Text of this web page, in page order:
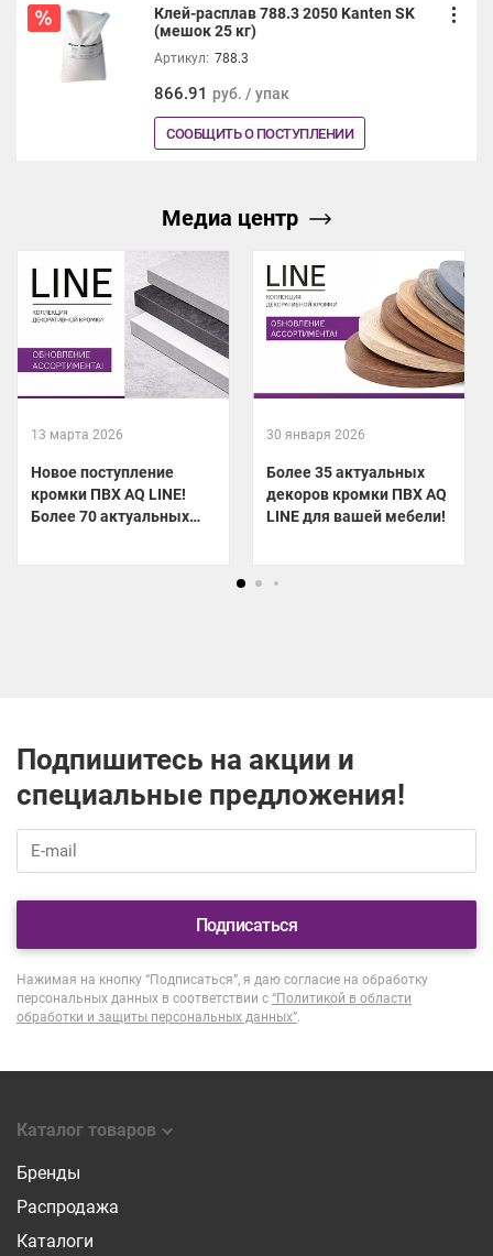
Клей-расплав 788.3 2050 Kanten SK
(мешок 25 кг)
Артикул: 788.3
866.91 руб. / упак
СООБЩИТЬ О ПОСТУПЛЕНИИ
Медиа центр
13 марта 2026
Новое поступление
кромки ПВХ AQ LINE!
Более 70 актуальных
30 января 2026
Более 35 актуальных
декоров кромки ПВХ AQ
LINE для вашей мебели!
Подпишитесь на акции и
специальные предложения!
Подписаться
Нажимая на кнопку “Подписаться”, я даю согласие на обработку
персональных данных в соответствии с “Политикой в области
обработки и защиты персональных данных”.
Каталог товаров
Бренды
Распродажа
Каталоги